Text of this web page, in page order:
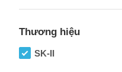
Thương hiệu
SK-II